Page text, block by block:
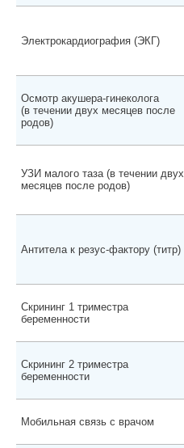
Электрокардиография (ЭКГ)
Осмотр акушера-гинеколога
(в течении двух месяцев после
родов)
УЗИ малого таза (в течении двух
месяцев после родов)
Антитела к резус-фактору (титр)
Скрининг 1 триместра
беременности
Скрининг 2 триместра
беременности
Мобильная связь с врачом